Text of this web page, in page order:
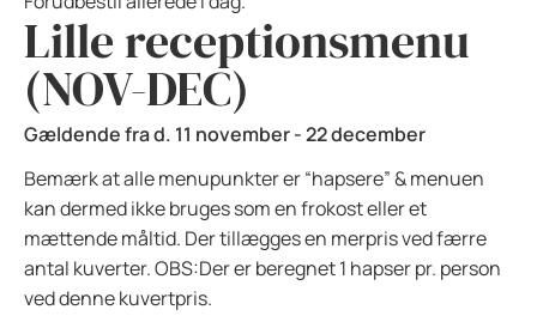
Lille receptionsmenu
(NOV-DEC)
Gældende fra d. 11 november - 22 december
Bemærk at alle menupunkter er “hapsere” & menuen
kan dermed ikke bruges som en frokost eller et
mættende måltid. Der tillægges en merpris ved færre
antal kuverter. OBS:Der er beregnet 1 hapser pr. person
ved denne kuvertpris.